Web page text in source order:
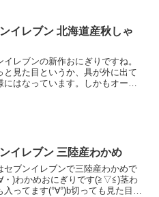
イレブン 北海道産秋しゃ
イレブンの新作おにぎりですね。
と見た目というか、具が外に出て
にはなっています。しかもオープ
イレブン 三陸産わかめ
セブンイレブンで三陸産わかめで
・)わかめおにぎりです(≧▽≦)茎わ
入ってます(°∀°)b切っても見た目同